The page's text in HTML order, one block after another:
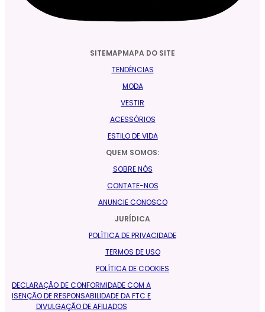
SITEMAPMAPA DO SITE
TENDÊNCIAS
MODA
VESTIR
ACESSÓRIOS
ESTILO DE VIDA
QUEM SOMOS:
SOBRE NÓS
CONTATE-NOS
ANUNCIE CONOSCO
JURÍDICA
POLÍTICA DE PRIVACIDADE
TERMOS DE USO
POLÍTICA DE COOKIES
DECLARAÇÃO DE CONFORMIDADE COM A
ISENÇÃO DE RESPONSABILIDADE DA FTC E
DIVULGAÇÃO DE AFILIADOS